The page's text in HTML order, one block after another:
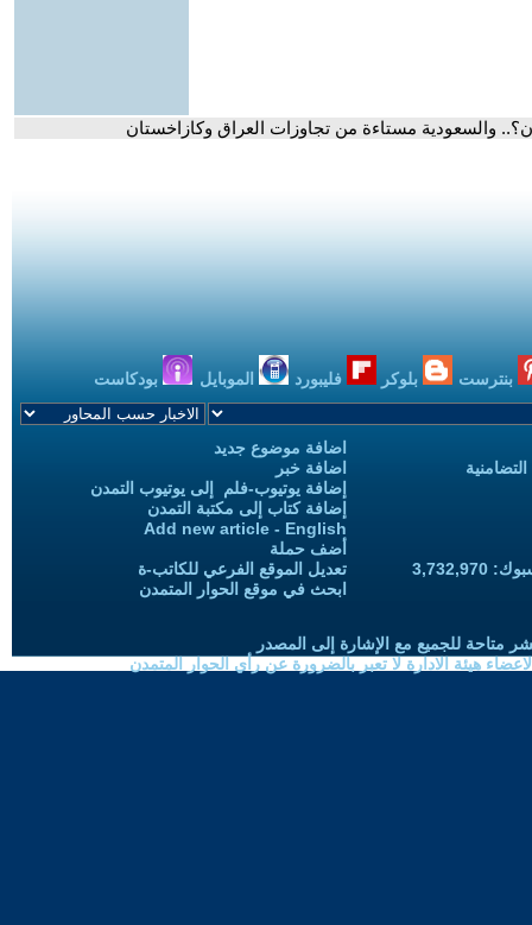
والسعودية مستاءة من تجاوزات العراق وكازاخستان
بنترست بلوكر فليبورد الموبايل بودكاست
اضافة موضوع جديد
اضافة خبر
إضافة يوتيوب-فلم إلى يوتيوب التمدن
إضافة كتاب إلى مكتبة التمدن
Add new article - English
أضف حملة
تعديل الموقع الفرعي للكاتب-ة
ابحث في موقع الحوار المتمدن
متاحة للجميع مع الإشارة إلى المصدر
هيئة الادارة لا تعبر بالضرورة عن رأي الحوار المتمدن